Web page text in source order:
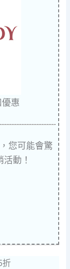
惠
您可能會驚
動！
折